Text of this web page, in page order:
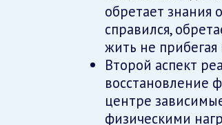
обретает знания
справился,
жить не
Второй аспект
восстановление
центре
физическими